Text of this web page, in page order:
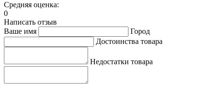
Средняя оценка:
0
Написать отзыв
Ваше имя
Город
Достоинства товара
Недостатки товара